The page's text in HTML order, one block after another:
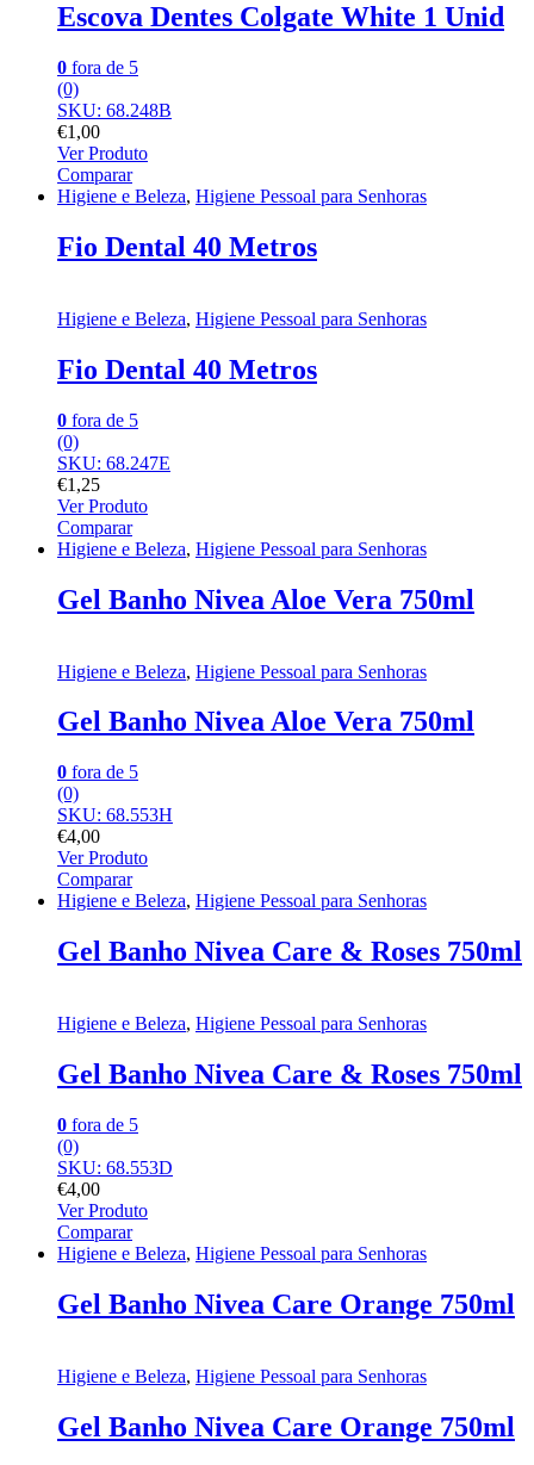
Escova Dentes Colgate White 1 Unid
0 fora de 5
(0)
SKU: 68.248B
€1,00
Ver Produto
Comparar
Higiene e Beleza, Higiene Pessoal para Senhoras
Fio Dental 40 Metros
Higiene e Beleza, Higiene Pessoal para Senhoras
Fio Dental 40 Metros
0 fora de 5
(0)
SKU: 68.247E
€1,25
Ver Produto
Comparar
Higiene e Beleza, Higiene Pessoal para Senhoras
Gel Banho Nivea Aloe Vera 750ml
Higiene e Beleza, Higiene Pessoal para Senhoras
Gel Banho Nivea Aloe Vera 750ml
0 fora de 5
(0)
SKU: 68.553H
€4,00
Ver Produto
Comparar
Higiene e Beleza, Higiene Pessoal para Senhoras
Gel Banho Nivea Care & Roses 750ml
Higiene e Beleza, Higiene Pessoal para Senhoras
Gel Banho Nivea Care & Roses 750ml
0 fora de 5
(0)
SKU: 68.553D
€4,00
Ver Produto
Comparar
Higiene e Beleza, Higiene Pessoal para Senhoras
Gel Banho Nivea Care Orange 750ml
Higiene e Beleza, Higiene Pessoal para Senhoras
Gel Banho Nivea Care Orange 750ml